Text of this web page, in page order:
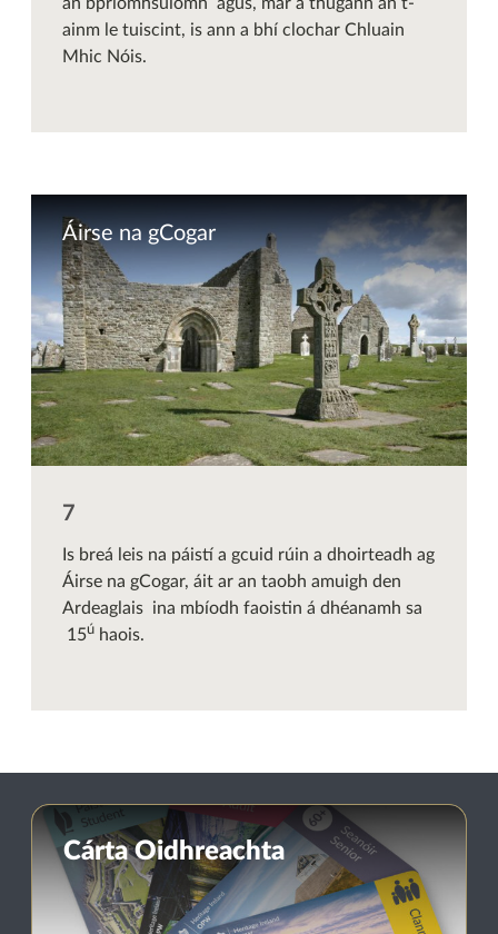
ainm le tuiscint, is ann a bhí clochar Chluain
Mhic Nóis.
Áirse na gCogar
Is breá leis na páistí a gcuid rúin a dhoirteadh ag
Áirse na gCogar, áit ar an taobh amuigh den
Ardeaglais ina mbíodh faoistin á dhéanamh sa
15ú haois.
Cárta Oidhreachta